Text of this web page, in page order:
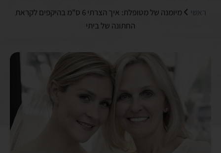
ראשי
מיומנה של מטופלת: איך הצרתי 6 ס"מ בהיקפים לקראת
החתונה של ביתי